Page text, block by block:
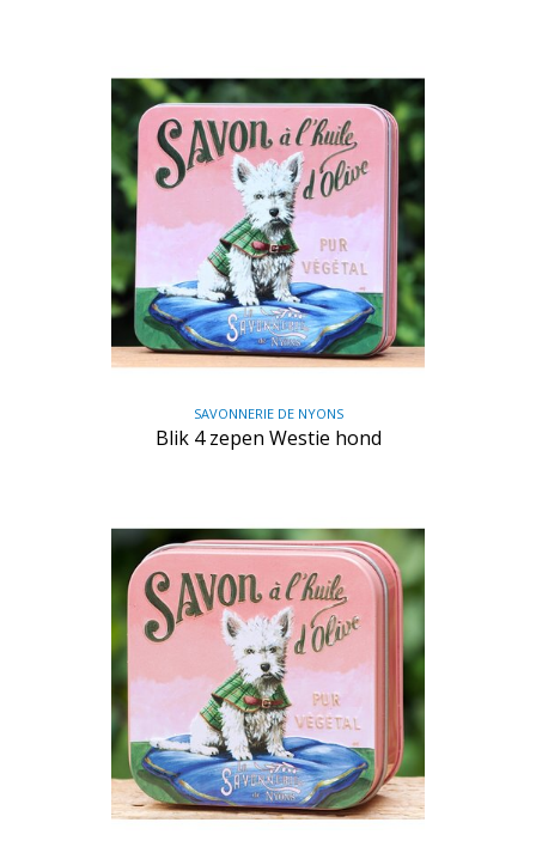
SAVONNERIE DE NYONS
Blik 4 zepen Westie hond